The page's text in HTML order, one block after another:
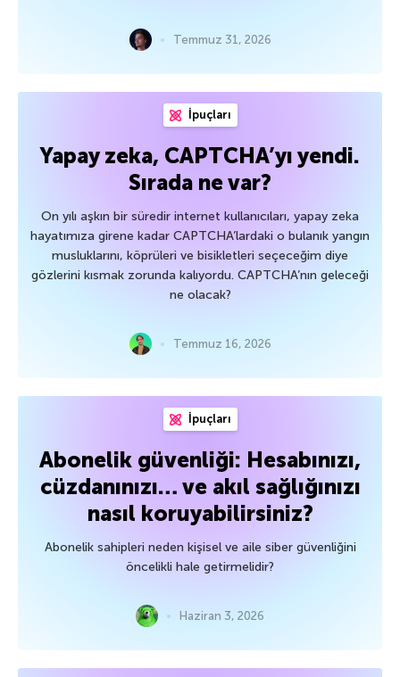
Temmuz 31, 2026
İpuçları
Yapay zeka, CAPTCHA’yı yendi.
Sırada ne var?
On yılı aşkın bir süredir internet kullanıcıları, yapay zeka
hayatımıza girene kadar CAPTCHA’lardaki o bulanık yangın
musluklarını, köprüleri ve bisikletleri seçeceğim diye
gözlerini kısmak zorunda kalıyordu. CAPTCHA’nın geleceği
ne olacak?
Temmuz 16, 2026
İpuçları
Abonelik güvenliği: Hesabınızı,
cüzdanınızı… ve akıl sağlığınızı
nasıl koruyabilirsiniz?
Abonelik sahipleri neden kişisel ve aile siber güvenliğini
öncelikli hale getirmelidir?
Haziran 3, 2026